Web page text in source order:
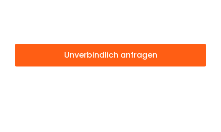
Unverbindlich anfragen